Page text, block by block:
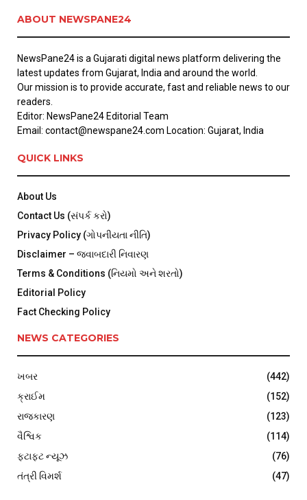
ABOUT NEWSPANE24
NewsPane24 is a Gujarati digital news platform delivering the
latest updates from Gujarat, India and around the world.
Our mission is to provide accurate, fast and reliable news to our
readers.
Editor: NewsPane24 Editorial Team
Email: contact@newspane24.com Location: Gujarat, India
QUICK LINKS
About Us
Contact Us (સંપર્ક કરો)
Privacy Policy (ગોપનીયતા નીતિ)
Disclaimer – જવાબદારી નિવારણ
Terms & Conditions (નિયમો અને શરતો)
Editorial Policy
Fact Checking Policy
NEWS CATEGORIES
ખબર
(442)
ક્રાઈમ
(152)
રાજકારણ
(123)
વૈશ્વિક
(114)
ફટાફટ ન્યૂઝ
(76)
તંત્રી વિમર્શ
(47)